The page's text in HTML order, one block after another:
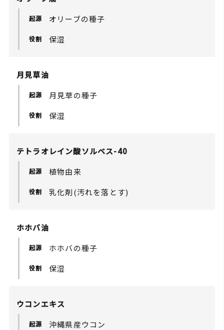
け止め、環境に反しない自然に基づいたナ
チュラルな生産方法を実践し、製品づくり
に取り組んでいます。
質が保証されているため安心して使うこと
ができます。
化学肥料を一切使わず栄養豊富な土地で育
化学肥料を使用しない農耕システムには人
間の手間と時間がかかるためコストが高く
なります。また自然の影響も受けやすいた
しかし私たちの地球や子孫のためにもその
システムに私たちはこだわります。
オリーブの種子
保湿
月見草油
月見草の種子
保湿
テトラオレイン酸ソルベス-40
植物由来
乳化剤(汚れを落とす)
ホホバ油
ホホバの種子
保湿
ウコンエキス
沖縄県産ウコン